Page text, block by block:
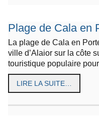
Plage de Cala en
La plage de Cala en
ville d’Alaior sur la côte
touristique populaire
LIRE LA SUITE…